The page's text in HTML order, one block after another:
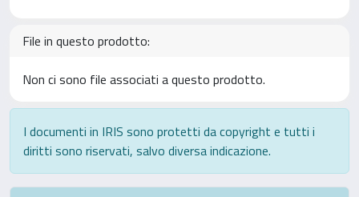
File in questo prodotto:
Non ci sono file associati a questo prodotto.
I documenti in IRIS sono protetti da copyright e tutti i
diritti sono riservati, salvo diversa indicazione.